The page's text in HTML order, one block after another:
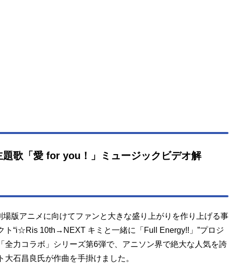
題歌「愛 for you！」ミュージックビデオ解
版アニメに向けてファンと大きな盛り上がりを作り上げる事
ト“i☆Ris 10th→NEXT キミと一緒に「Full Energy!!」”プロジ
全力コラボ」シリーズ第6弾で、アニソン界で絶大な人気を誇
大石昌良氏が作曲を手掛けました。